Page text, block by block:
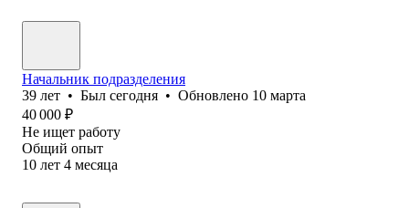
Начальник подразделения
39 лет • Был сегодня • Обновлено 10 марта
40 000 ₽
Не ищет работу
Общий опыт
10 лет 4 месяца